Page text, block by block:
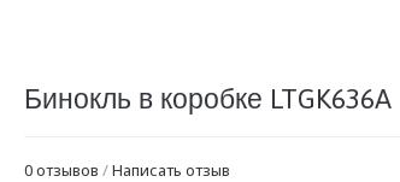
Бинокль в коробке LTGK636A
0 отзывов /Написать отзыв